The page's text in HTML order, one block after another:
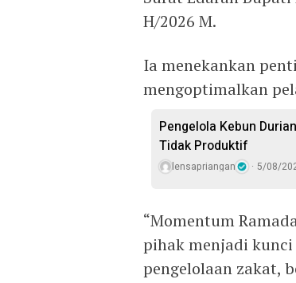
H/2026 M.
Ia menekankan
mengoptimalkan
Pengelola Kebun
Tidak Produktif ‎
lensapriangan 5/08/
“Momentum
pihak menjadi kunci
pengelolaan zakat,